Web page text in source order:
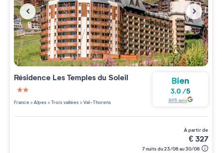
Résidence Les Temples du Soleil
2 étoiles sur 5
France>Alpes>Trois vallées>Val-Thorens
Bien
3.0/5
895avis
à partir de
€327
7 nuits du 23/08 au 30/08